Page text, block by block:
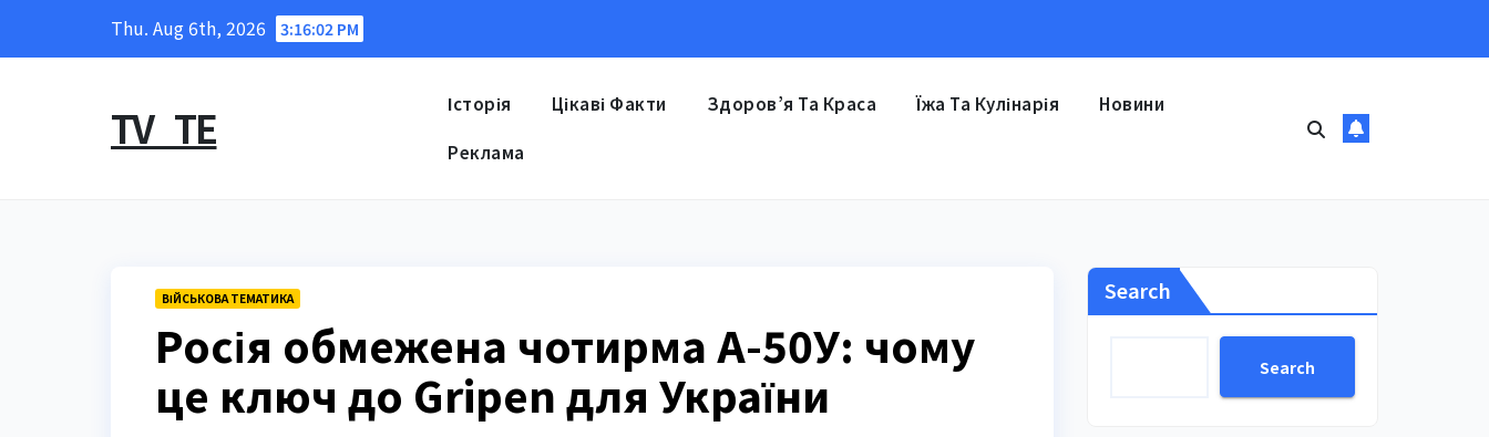
Thu. Aug 6th, 2026 3:16:03 PM
TV_TE Історія Цікаві Факти Здоров’я Та Краса Їжа Та Кулінарія Новини
Реклама
ВІЙСЬКОВА ТЕМАТИКА
Росія обмежена чотирма А-50У: чому
це ключ до Gripen для України
Search
Search